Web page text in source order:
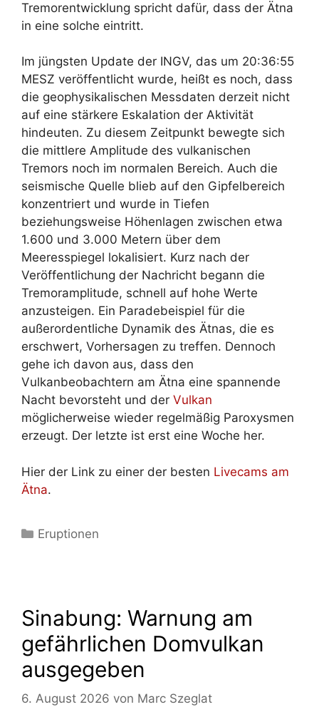
Tremorentwicklung spricht dafür, dass der Ätna
in eine solche eintritt.
Im jüngsten Update der INGV, das um 20:36:55
MESZ veröffentlicht wurde, heißt es noch, dass
die geophysikalischen Messdaten derzeit nicht
auf eine stärkere Eskalation der Aktivität
hindeuten. Zu diesem Zeitpunkt bewegte sich
die mittlere Amplitude des vulkanischen
Tremors noch im normalen Bereich. Auch die
seismische Quelle blieb auf den Gipfelbereich
konzentriert und wurde in Tiefen
beziehungsweise Höhenlagen zwischen etwa
1.600 und 3.000 Metern über dem
Meeresspiegel lokalisiert. Kurz nach der
Veröffentlichung der Nachricht begann die
Tremoramplitude, schnell auf hohe Werte
anzusteigen. Ein Paradebeispiel für die
außerordentliche Dynamik des Ätnas, die es
erschwert, Vorhersagen zu treffen. Dennoch
gehe ich davon aus, dass den
Vulkanbeobachtern am Ätna eine spannende
Nacht bevorsteht und der Vulkan
möglicherweise wieder regelmäßig Paroxysmen
erzeugt. Der letzte ist erst eine Woche her.
Hier der Link zu einer der besten Livecams am
Ätna.
Kategorien
Eruptionen
Sinabung: Warnung am
gefährlichen Domvulkan
ausgegeben
6. August 2026 von Marc Szeglat